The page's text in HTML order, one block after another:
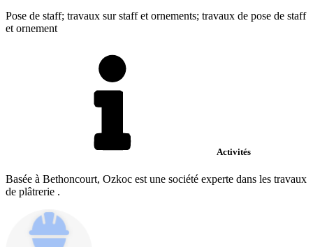
Pose de staff; travaux sur staff et ornements; travaux de pose de staff
et ornement
Activités
Basée à Bethoncourt, Ozkoc est une société experte dans les travaux
de plâtrerie .